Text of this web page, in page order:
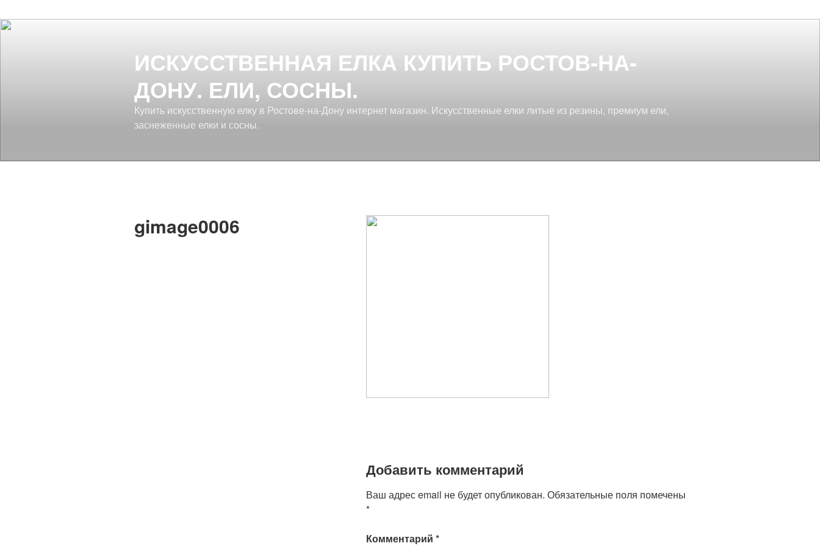
ИСКУССТВЕННАЯ ЕЛКА КУПИТЬ РОСТОВ-НА-
ДОНУ. ЕЛИ, СОСНЫ.
Купить искусственную елку в Ростове-на-Дону интернет магазин. Искусственные елки литые из резины, премиум ели,
заснеженные елки и сосны.
gimage0006
Добавить комментарий
Ваш адрес email не будет опубликован. Обязательные поля помечены
*
Комментарий *